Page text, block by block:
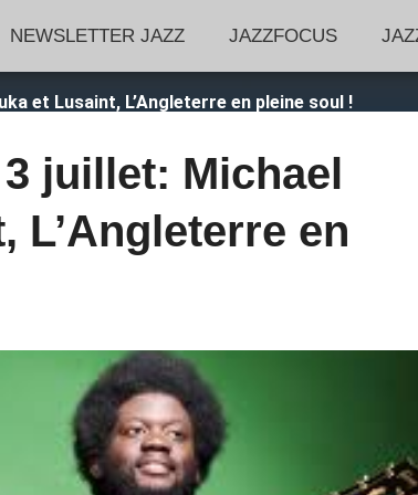
NEWSLETTER JAZZ JAZZFOCUS
et Lusaint, L’Angleterre en pleine soul !
juillet: Michael
L’Angleterre en